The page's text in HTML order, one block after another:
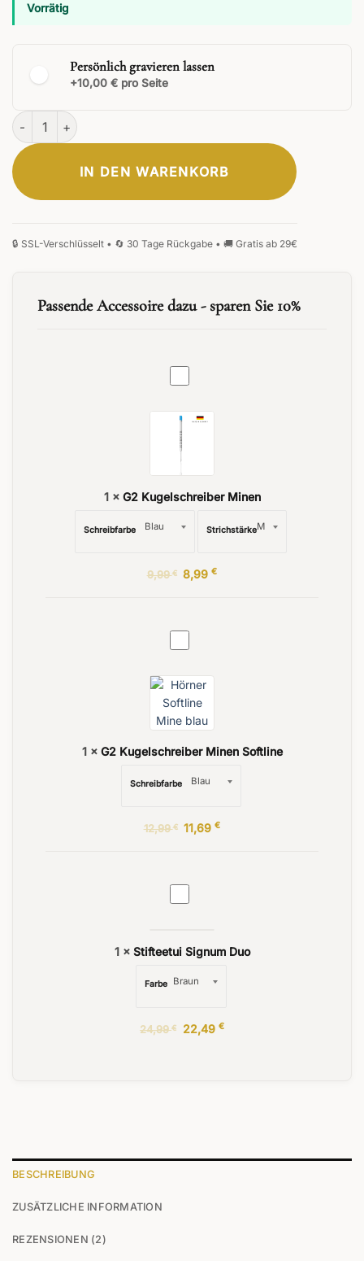
Vorrätig
Persönlich gravieren lassen
+10,00 € pro Seite
KLASSISCH
Obscurus Holzkugelschreiber Menge
IN DEN WARENKORB
Passende Accessoire dazu - sparen Sie 10%
1× G2 Kugelschreiber Minen
Schreibfarbe Strichstärke
9,99€ 8,99€
1× G2 Kugelschreiber Minen Softline
Schreibfarbe
12,99€ 11,69€
1× Stifteetui Signum Duo
Farbe
24,99€ 22,49 €
BESCHREIBUNG
ZUSÄTZLICHE INFORMATION
REZENSIONEN (2)